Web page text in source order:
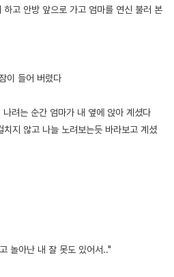
고 안방 앞으로 가고 엄마를 연신 불러 본
이 들어 버렸다
려는 순간 엄마가 내 옆에 앉아 계셨다
지 않고 나늘 노려보는듯 바라보고 계셨
놀아난 내 잘 못도 있어서.."